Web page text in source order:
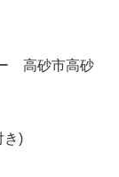
ー 高砂市高砂
き)